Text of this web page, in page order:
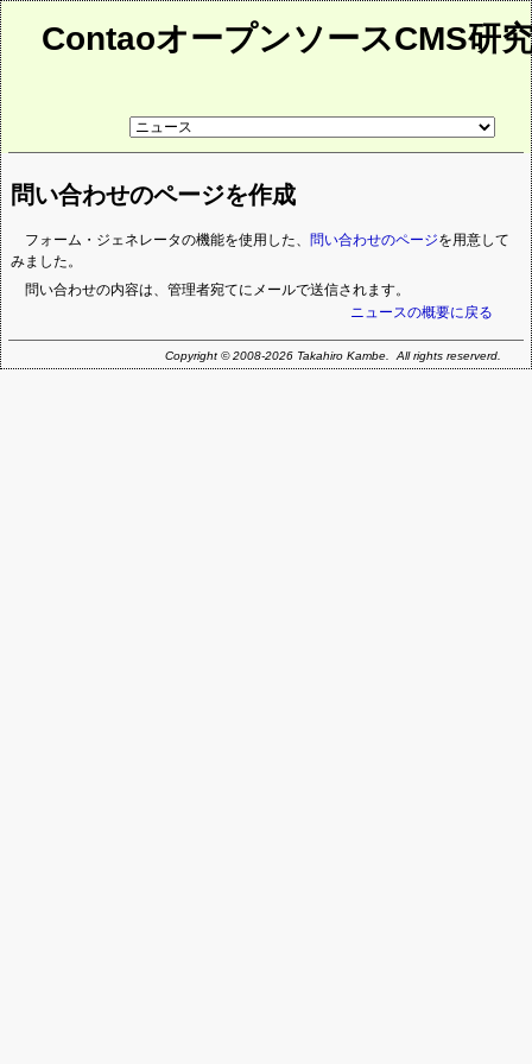
ContaoオープンソースCMS研
リ
ペ
ー
問い合わせのページを作成
フォーム・ジェネレータの機能を使用した、 問い合わせのページを用意して
みました。
問い合わせの内容は、管理者宛てにメールで送信されます。
ニュースの概要に戻る
Copyright © 2008-2026 Takahiro Kambe. All rights reserverd.